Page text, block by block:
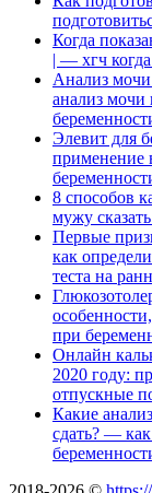
Когда
| — хгч
Анализ
анализ мочи
Элевит для
применение
8 способов
мужу
Первые
как
теста на
при
Онлайн
2020 году:
отпускные
Какие
сдать? — как